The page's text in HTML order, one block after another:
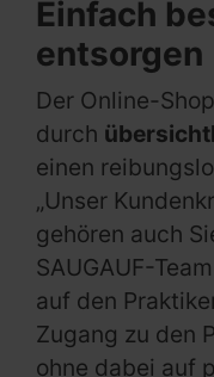
Einfach
entsorgen
Der Online-
durch
einen
„Unser
gehören auch
SAUGAUF-
auf den
Zugang zu den
ohne dabei auf